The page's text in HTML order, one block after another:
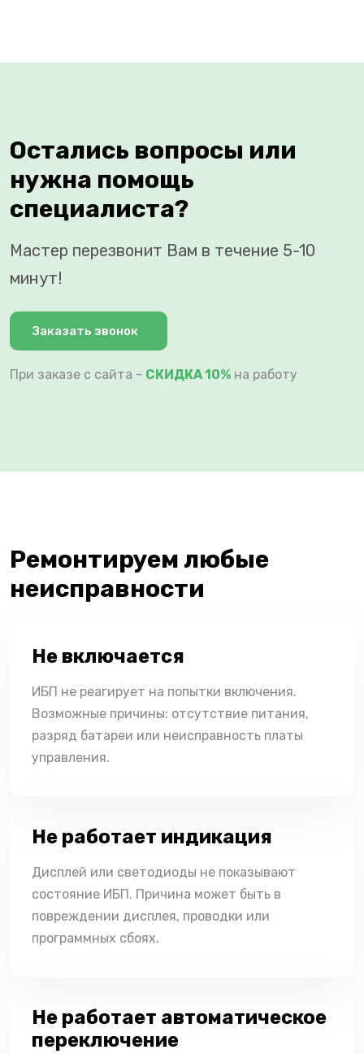
Остались вопросы или
нужна помощь
специалиста?
Мастер перезвонит Вам в течение 5-10
минут!
Заказать звонок
При заказе с сайта - СКИДКА 10% на работу
Ремонтируем любые
неисправности
Не включается
ИБП не реагирует на попытки включения.
Возможные причины: отсутствие питания,
разряд батареи или неисправность платы
управления.
Не работает индикация
Дисплей или светодиоды не показывают
состояние ИБП. Причина может быть в
повреждении дисплея, проводки или
программных сбоях.
Не работает автоматическое
переключение